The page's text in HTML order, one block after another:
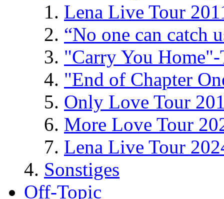
Lena Live Tour
“No one can catch
"Carry You
"End of Chapter
Only Love Tour
More Love Tour
Lena Live Tour
Sonstiges
Off-Topic